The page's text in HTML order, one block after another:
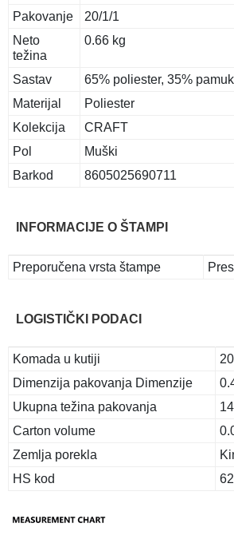
Pakovanje
20/1/1
Neto
težina
0.66 kg
Sastav
65% poliester, 35% pamuk
Materijal
Poliester
Kolekcija
CRAFT
Pol
Muški
Barkod
8605025690711
INFORMACIJE O ŠTAMPI
Preporučena vrsta štampe
LOGISTIČKI PODACI
Komada u kutiji
20
Dimenzija pakovanja Dimenzije
Ukupna težina pakovanja
Carton volume
Zemlja porekla
HS kod